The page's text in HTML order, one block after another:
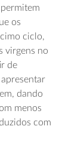
os
ciclo,
virgens no
de
dando
menos
com